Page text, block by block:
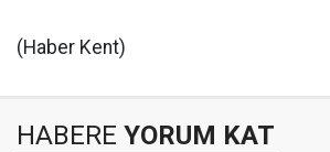
(Haber Kent)
HABERE YORUM KAT